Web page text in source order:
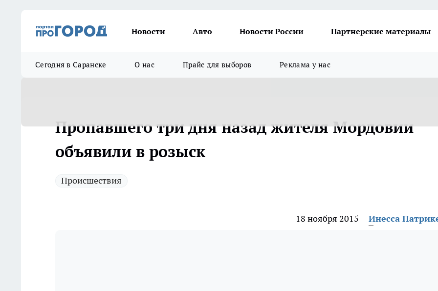
Новости Авто Новости России Партнерские материалы
Сегодня в Саранске О нас Прайс для выборов Реклама у нас
Пропавшего три дня назад жителя Мордовии
объявили в розыск
Происшествия
18 ноября 2015 Инесса